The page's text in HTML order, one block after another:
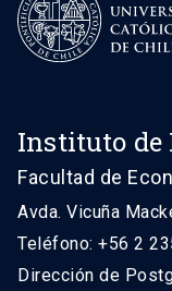
Instituto de
Facultad de
Avda. Vicuña
Teléfono: +56 2
Dirección de